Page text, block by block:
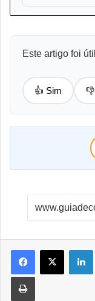
Este artigo foi
👍 Sim
Imprimir